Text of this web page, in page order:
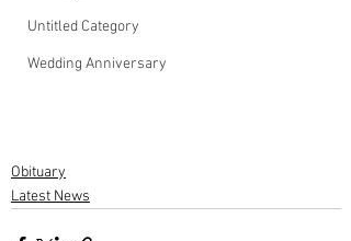
Untitled Category
Wedding Anniversary
Obituary
Latest News